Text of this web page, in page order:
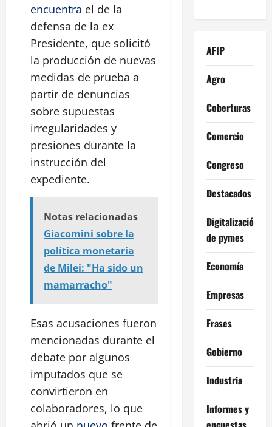
encuentra el de la
defensa de la ex
Presidente, que solicitó
la producción de nuevas
medidas de prueba a
partir de denuncias
sobre supuestas
irregularidades y
presiones durante la
instrucción del
expediente.
Notas relacionadas
Giacomini sobre la
política monetaria
de Milei: "Ha sido un
mamarracho"
Esas acusaciones fueron
mencionadas durante el
debate por algunos
imputados que se
convirtieron en
colaboradores, lo que
AFIP
Agro
Coberturas
Comercio
Congreso
Destacados
Digitalización
de pymes
Economía
Empresas
Frases
Gobierno
Industria
Informes y